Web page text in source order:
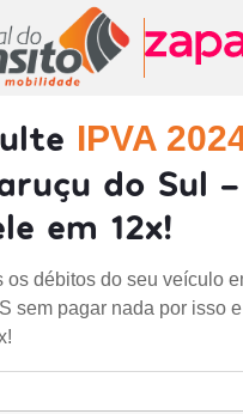
IPVA
do Sul -
em 12x!
os débitos do seu veículo
sem pagar nada por isso